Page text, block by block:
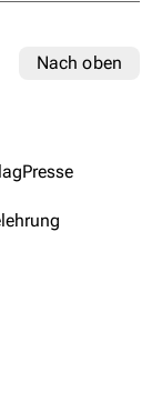
Nach oben
Presse